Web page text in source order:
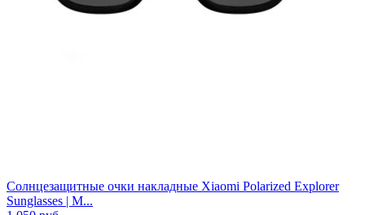
Солнцезащитные очки накладные Xiaomi Polarized Explorer
Sunglasses | М...